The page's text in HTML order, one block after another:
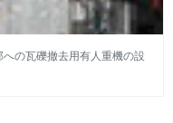
の瓦礫撤去用有人重機の設